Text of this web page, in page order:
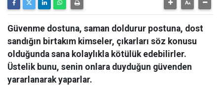
Güvenme dostuna, saman doldurur postuna, dost
sandığın birtakım kimseler, çıkarları söz konusu
olduğunda sana kolaylıkla kötülük edebilirler.
Üstelik bunu, senin onlara duyduğun güvenden
yararlanarak yaparlar.